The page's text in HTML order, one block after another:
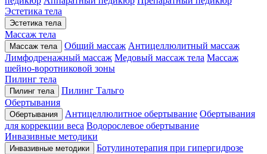
Эстетика тела
Эстетика тела
Массаж тела
Массаж тела Общий массаж Антицеллюлитный массаж
Лимфодренажный массаж Медовый массаж тела Массаж
шейно-воротниковой зоны
Пилинг тела
Пилинг тела
Пилинг Тальго
Обертывания
Обертывания Антицеллюлитное обертывание Обертывания
для коррекции веса Водорослевое обертывание
Инвазивные методики
Инвазивные методики
Ботулинотерапия при гипергидрозе